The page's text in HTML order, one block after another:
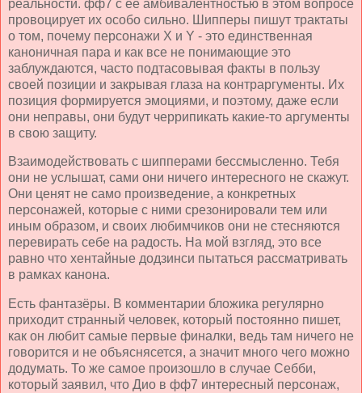
реальности. фф7 с её амбивалентностью в этом вопросе
провоцирует их особо сильно. Шипперы пишут трактаты
о том, почему персонажи Х и Y - это единственная
каноничная пара и как все не понимающие это
заблуждаются, часто подтасовывая факты в пользу
своей позиции и закрывая глаза на контраргументы. Их
позиция формируется эмоциями, и поэтому, даже если
они неправы, они будут черрипикать какие-то аргументы
в свою защиту.
Взаимодействовать с шипперами бессмысленно. Тебя
они не услышат, сами они ничего интересного не скажут.
Они ценят не само произведение, а конкретных
персонажей, которые с ними срезонировали тем или
иным образом, и своих любимчиков они не стесняются
перевирать себе на радость. На мой взгляд, это все
равно что хентайные додзинси пытаться рассматривать
в рамках канона.
Есть фантазёры. В комментарии бложика регулярно
приходит странный человек, который постоянно пишет,
как он любит самые первые финалки, ведь там ничего не
говорится и не объяснясется, а значит много чего можно
додумать. То же самое произошло в случае Себби,
который заявил, что Дио в фф7 интересный персонаж,